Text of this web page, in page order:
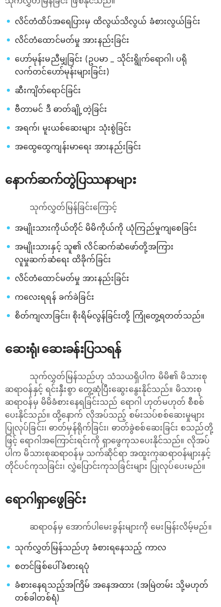
လိင်တံထိပ်အရေပြားမှ ထိလွယ်သိလွယ် ခံစားလွယ်ခြင်း
လိင်တံထောင်မတ်မှု အားနည်းခြင်း
ဟော်မုန်းမညီမျှခြင်း (ဥပမာ _ သိုင်းရွိုက်ရောဂါ၊ ပရို
လက်တင်‌ဟော်မုန်းများခြင်း)
ဆီးကျိတ်ရောင်ခြင်း
ဗီတာမင် ဒီ ဓာတ်ချို့တဲ့ခြင်း
အရက်၊ မူးယစ်ဆေးများ သုံးစွဲခြင်း
အထွေထွေကျန်းမာရေး အားနည်းခြင်း
နောက်ဆက်တွဲပြဿနာများ
သုက်လွှတ်မြန်ခြင်းကြောင့်
အမျိုးသားကိုယ်တိုင် မိမိကိုယ်ကို ယုံကြည်မှုကျစေခြင်း
အမျိုးသားနှင့် သူ၏ လိင်ဆက်ဆံဖော်တို့အကြား
လူမှုဆက်ဆံရေး ထိခိုက်ခြင်း
လိင်တံထောင်မတ်မှု အားနည်းခြင်း
ကလေးရရန် ခက်ခဲခြင်း
စိတ်ကျလာခြင်း၊ စိုးရိမ်လွန်ခြင်းတို့ ကြုံတွေ့ရတတ်သည်။
ဆေးရုံ၊ ဆေးခန်းပြသရန်
သုက်လွှတ်မြန်သည်ဟု သံသယရှိပါက မိမိ၏ မိသားစု
ဆရာဝန်နှင့် ရင်းနှီးစွာ တွေ့ဆုံပြီးဆွေးနွေးနိုင်သည်။ မိသားစု
ဆရာဝန်မှ မိမိခံစားနေရခြင်းသည် ရောဂါ ဟုတ်မဟုတ် စီစစ်
ပေးနိုင်သည်။ ထို့နောက် လိုအပ်သည့် စမ်းသပ်စစ်ဆေးမှုများ
ပြုလုပ်ခြင်း၊ ဓာတ်မှန်ရိုက်ခြင်း၊ ဓာတ်ခွဲစစ်ဆေးခြင်း စသည်တို့
ဖြင့် ရောဂါအကြောင်းရင်းကို ရှာဖွေကုသပေးနိုင်သည်။ လိုအပ်
ပါက မိသားစုဆရာဝန်မှ သက်ဆိုင်ရာ အထူးကုဆရာဝန်များနှင့်
တိုင်ပင်ကုသခြင်း၊ လွှဲပြောင်းကုသခြင်းများ ပြုလုပ်ပေးမည်။
ရောဂါရှာဖွေခြင်း
ဆရာဝန်မှ အောက်ပါမေးခွန်းများကို မေးမြန်းလိမ့်မည်။
သုက်လွှတ်မြန်သည်ဟု ခံစားရနေသည့် ကာလ
စတင်ဖြစ်ပေါ်ခံစားရပုံ
ခံစားနေရသည့်အကြိမ် အနေအထား (အမြဲတမ်း သို့မဟုတ်
တစ်ခါတစ်ရံ)